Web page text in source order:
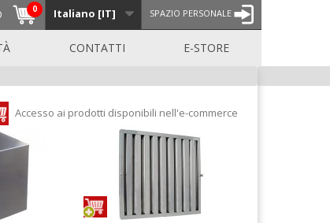
SPAZIO PERSONALE
Italiano [IT]
0
CONTATTI E-STORE
Accesso ai prodotti disponibili nell'e-commerce